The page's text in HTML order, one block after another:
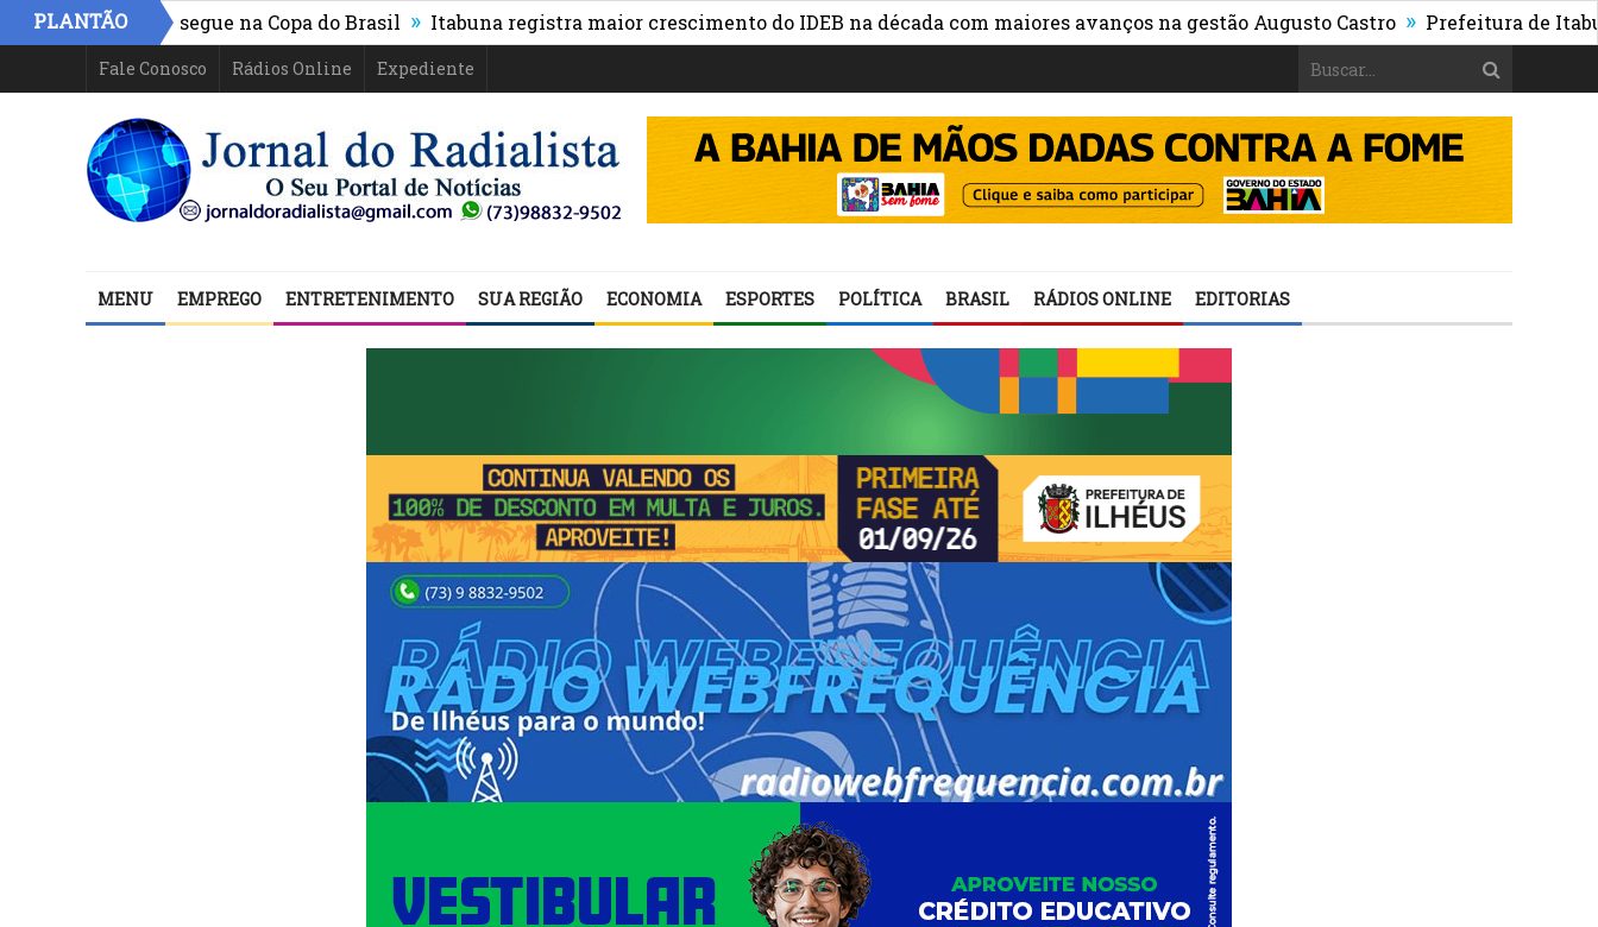
PLANTÃO
PR e segue na Copa do Brasil » Itabuna registra maior crescimento do IDEB na década com maiores avanços na gestão Augusto Castro » Prefeitura de Itabuna
Fale Conosco Rádios Online Expediente
MENU EMPREGO ENTRETENIMENTO SUA REGIÃO ECONOMIA ESPORTES POLÍTICA BRASIL RÁDIOS ONLINE EDITORIAS